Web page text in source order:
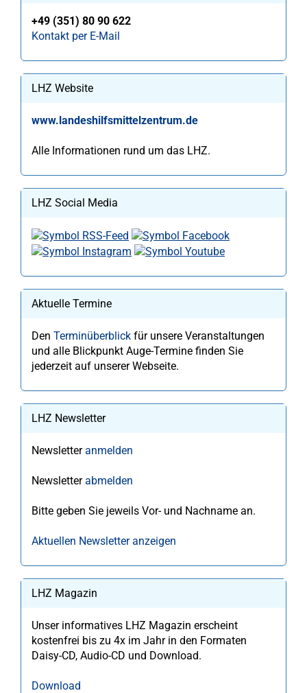
+49 (351) 80 90 622
Kontakt per E-Mail
LHZ Website
www.landeshilfsmittelzentrum.de
Alle Informationen rund um das LHZ.
LHZ Social Media
Aktuelle Termine
Den Terminüberblick für unsere Veranstaltungen
und alle Blickpunkt Auge-Termine finden Sie
jederzeit auf unserer Webseite.
LHZ Newsletter
Newsletteranmelden
Newsletterabmelden
Bitte geben Sie jeweils Vor- und Nachname an.
Aktuellen Newsletter anzeigen
LHZ Magazin
Unser informatives LHZ Magazin erscheint
kostenfrei bis zu 4x im Jahr in den Formaten
Daisy-CD, Audio-CD und Download.
Download